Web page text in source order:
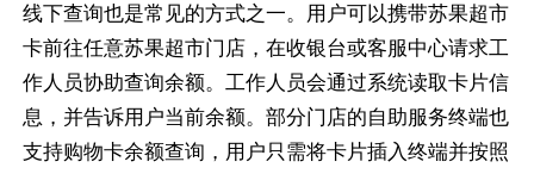
线下查询也是常见的方式之一。用户可以携带苏果超市
卡前往任意苏果超市门店，在收银台或客服中心请求工
作人员协助查询余额。工作人员会通过系统读取卡片信
息，并告诉用户当前余额。部分门店的自助服务终端也
支持购物卡余额查询，用户只需将卡片插入终端并按照